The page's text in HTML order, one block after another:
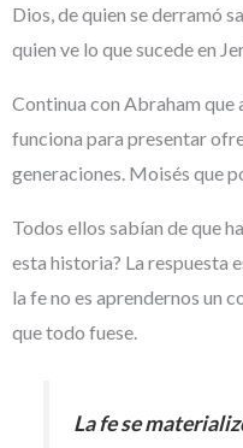
Dios, de quien se derramó
quien ve lo que sucede en
Continua con Abraham que
funciona para presentar
generaciones. Moisés que
Todos ellos sabían de que
esta historia? La respuesta
la fe no es aprendernos un
que todo fuese.
La fe se